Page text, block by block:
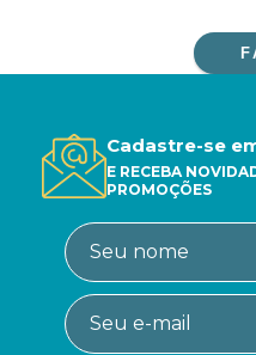
Cadastre-se
E RECEBA
PROMOÇÕES